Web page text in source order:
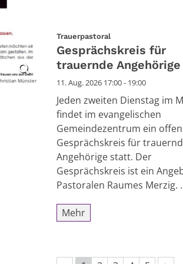
Münster
Trauerpastoral:
Gesprächskreis für
trauernde Angehörige
11. Aug. 2026 17:00 - 19:00
Jeden zweiten Dienstag im
findet im evangelischen
Gemeindezentrum ein
Gesprächskreis für
Angehörige statt. Der
Gesprächskreis ist ein
Pastoralen Raumes Merzig.
Mehr